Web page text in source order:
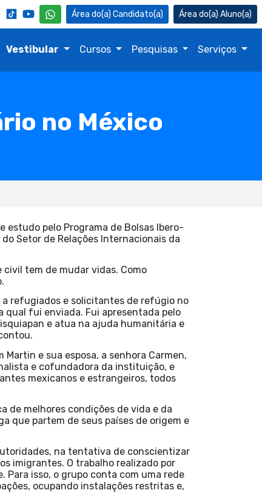
Candidato(a) Aluno(a)
Vestibular Cursos Pesquisas Serviços
no México
estudo pelo Programa de Bolsas Ibero-
Setor de Relações Internacionais da
tem de mudar vidas. Como
a refugiados e solicitantes de refúgio no
qual fui enviada. Fui apresentada pelo
e atua na ajuda humanitária e
e sua esposa, a senhora Carmen,
e cofundadora da instituição, e
mexicanos e estrangeiros, todos
de melhores condições de vida e da
que partem de seus países de origem e
na tentativa de conscientizar
imigrantes. O trabalho realizado por
Para isso, o grupo conta com uma rede
ocupando instalações restritas e,